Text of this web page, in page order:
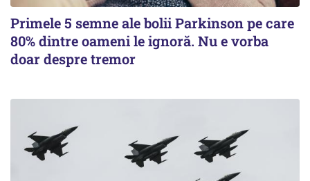
Primele 5 semne ale bolii Parkinson pe care
80% dintre oameni le ignoră. Nu e vorba
doar despre tremor